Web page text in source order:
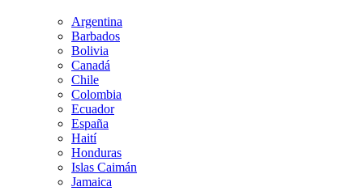
Argentina
Barbados
Bolivia
Canadá
Chile
Colombia
Ecuador
España
Haití
Honduras
Islas Caimán
Jamaica